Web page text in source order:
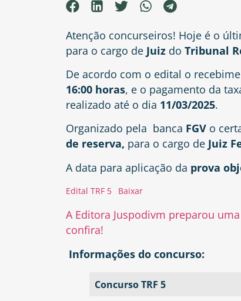
Atenção concurseiros! Hoje é o
para o cargo de Juiz do Tribunal
De acordo com o edital o
16:00 horas, e o pagamento da
realizado até o dia 11/03/2025.
Organizado pela banca FGV o
de reserva, para o cargo de Juiz
A data para aplicação da prova
Edital TRF 5 Baixar
A Editora Juspodivm preparou
confira!
Informações do concurso:
Concurso TRF 5